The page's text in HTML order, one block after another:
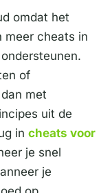
omdat het
meer cheats in
of
met
uit de
in cheats voor
je snel
je